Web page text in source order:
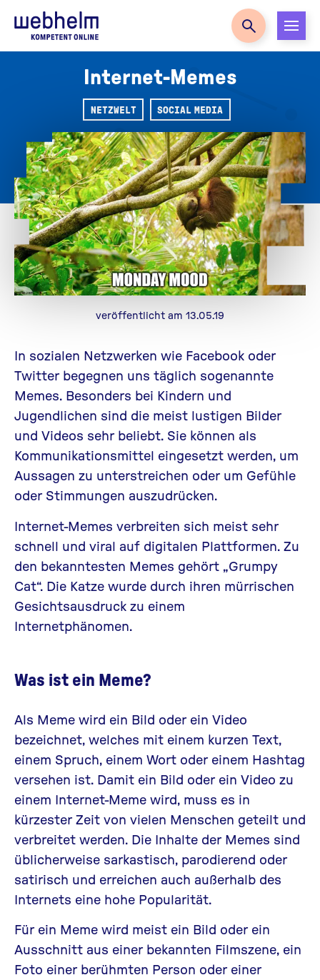
Zur Startseite
Internet-Memes
NETZWELT SOCIAL MEDIA
veröffentlicht am 13.05.19
In sozialen Netzwerken wie Facebook oder
Twitter begegnen uns täglich sogenannte
Memes. Besonders bei Kindern und
Jugendlichen sind die meist lustigen Bilder
und Videos sehr beliebt. Sie können als
Kommunikationsmittel eingesetzt werden, um
Aussagen zu unterstreichen oder um Gefühle
oder Stimmungen auszudrücken.
Internet-Memes verbreiten sich meist sehr
schnell und viral auf digitalen Plattformen. Zu
den bekanntesten Memes gehört „Grumpy
Cat“. Die Katze wurde durch ihren mürrischen
Gesichtsausdruck zu einem
Internetphänomen.
Was ist ein Meme?
Als Meme wird ein Bild oder ein Video
bezeichnet, welches mit einem kurzen Text,
einem Spruch, einem Wort oder einem Hashtag
versehen ist. Damit ein Bild oder ein Video zu
einem Internet-Meme wird, muss es in
kürzester Zeit von vielen Menschen geteilt und
verbreitet werden. Die Inhalte der Memes sind
üblicherweise sarkastisch, parodierend oder
satirisch und erreichen auch außerhalb des
Internets eine hohe Popularität.
Für ein Meme wird meist ein Bild oder ein
Ausschnitt aus einer bekannten Filmszene, ein
Foto einer berühmten Person oder einer